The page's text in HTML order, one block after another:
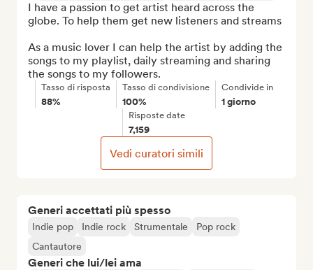
Generi accettati più spesso
Indie pop Indie rock Strumentale
Pop rock
Cantautore
Generi che lui/lei ama
I have a passion to get artist heard across the
globe. To help them get new listeners and streams
As a music lover I can help the artist by adding the
songs to my playlist, daily streaming and sharing
the songs to my followers.
Tasso di risposta
88%
Tasso di condivisione
100%
Condivide in
1 giorno
Risposte date
7,159
Vedi curatori simili